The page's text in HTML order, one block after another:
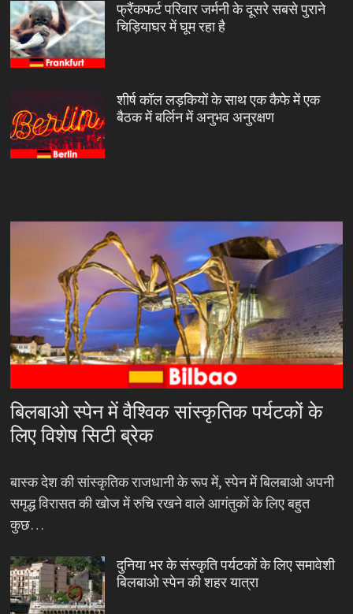
फ्रैंकफर्ट परिवार जर्मनी के दूसरे सबसे पुराने
चिड़ियाघर में घूम रहा है
शीर्ष कॉल लड़कियों के साथ एक कैफे में एक
बैठक में बर्लिन में अनुभव अनुरक्षण
बिलबाओ स्पेन में वैश्विक सांस्कृतिक पर्यटकों के
लिए विशेष सिटी ब्रेक
बास्क देश की सांस्कृतिक राजधानी के रूप में, स्पेन में बिलबाओ अपनी
समृद्ध विरासत की खोज में रुचि रखने वाले आगंतुकों के लिए बहुत
कुछ…
दुनिया भर के संस्कृति पर्यटकों के लिए समावेशी
बिलबाओ स्पेन की शहर यात्रा